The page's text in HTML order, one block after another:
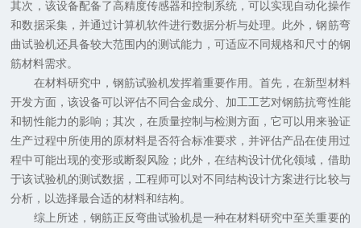
其次，该设备配备了高精度传感器和控制系统，可以实现自动化操作
和数据采集，并通过计算机软件进行数据分析与处理。此外，钢筋弯
曲试验机还具备较大范围内的测试能力，可适应不同规格和尺寸的钢
筋材料需求。
在材料研究中，钢筋试验机发挥着重要作用。首先，在新型材料
开发方面，该设备可以评估不同合金成分、加工工艺对钢筋抗弯性能
和韧性能力的影响；其次，在质量控制与检测方面，它可以用来验证
生产过程中所使用的原材料是否符合标准要求，并评估产品在使用过
程中可能出现的变形或断裂风险；此外，在结构设计优化领域，借助
于该试验机的测试数据，工程师可以对不同结构设计方案进行比较与
分析，以选择最合适的材料和结构。
综上所述，钢筋正反弯曲试验机是一种在材料研究中至关重要的